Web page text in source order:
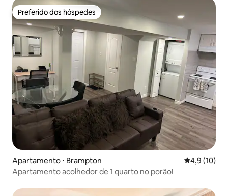
Preferido dos hóspedes
Preferido dos hóspedes
Apartamento ⋅ Brampton 4,9 de uma
4,9 (10)
Apartamento acolhedor de 1 quarto no porão!